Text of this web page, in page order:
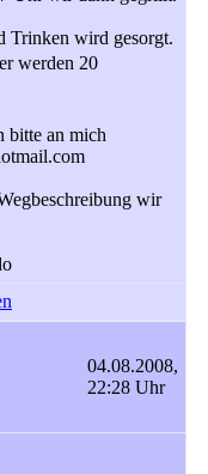
Trinken wird gesorgt.
werden 20 
bitte an mich
wir
04.08.2008,
22:28 Uhr